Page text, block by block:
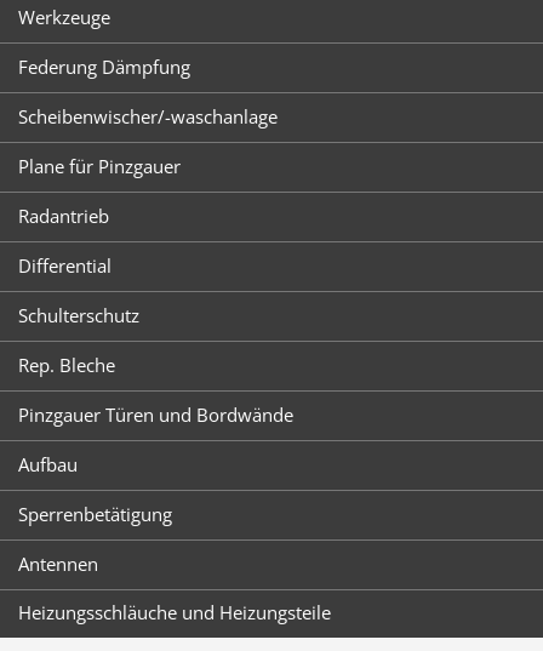
Werkzeuge
Federung Dämpfung
Scheibenwischer/-waschanlage
Plane für Pinzgauer
Radantrieb
Differential
Schulterschutz
Rep. Bleche
Pinzgauer Türen und Bordwände
Aufbau
Sperrenbetätigung
Antennen
Heizungsschläuche und Heizungsteile